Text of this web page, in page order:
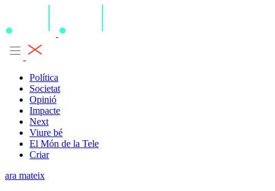
Política
Societat
Opinió
Impacte
Next
Viure bé
El Món de la Tele
Criar
ara mateix